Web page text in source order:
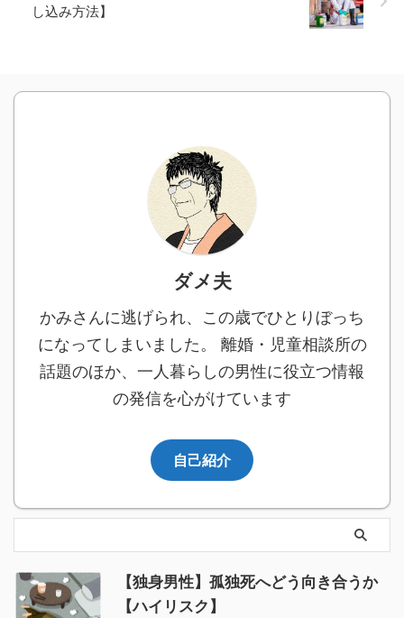
し込み方法】
ダメ夫
かみさんに逃げられ、この歳でひとりぼっち
になってしまいました。 離婚・児童相談所の
話題のほか、一人暮らしの男性に役立つ情報
の発信を心がけています
自己紹介
【独身男性】孤独死へどう向き合うか
【ハイリスク】